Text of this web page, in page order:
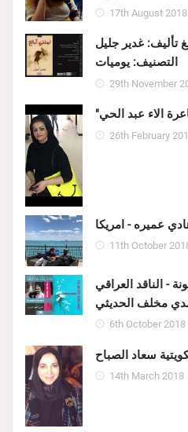
17th August 2018
تأليف: غدير جليل
التصنيف: يوميات
29th November
الاء عبد الحي
26th February
عميره - امريكا
11th October
- الناقد العراقي
مخلف الحديثي
6th October 2018
سعاد الصباح
14th March 2018